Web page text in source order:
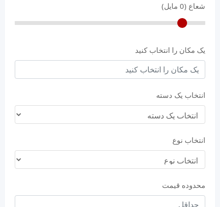
شعاع (0 مایل)
یک مکان را انتخاب کنید
انتخاب یک دسته
انتخاب نوع
محدوده قیمت
حداقل